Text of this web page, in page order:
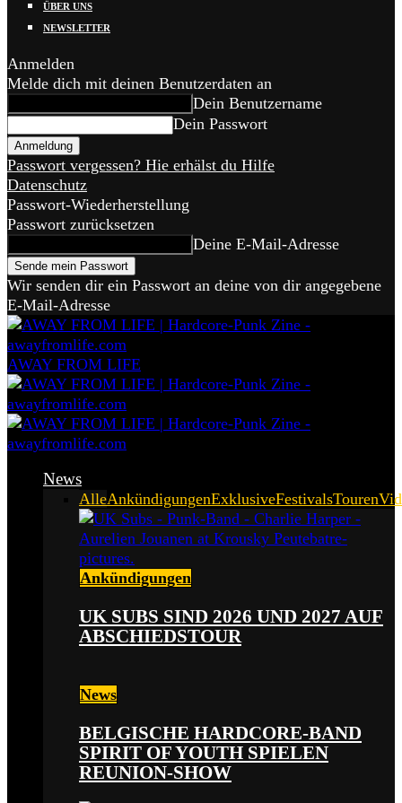
ÜBER UNS
NEWSLETTER
Anmelden
Melde dich mit deinen Benutzerdaten an
Dein Benutzername
Dein Passwort
Passwort vergessen? Hie erhälst du Hilfe
Datenschutz
Passwort-Wiederherstellung
Passwort zurücksetzen
Deine E-Mail-Adresse
Wir senden dir ein Passwort an deine von dir angegebene
E-Mail-Adresse
AWAY FROM LIFE
News
AlleAnkündigungenExklusiveFestivalsTouren
Ankündigungen
UK SUBS SIND 2026 UND 2027 AUF
ABSCHIEDSTOUR
News
BELGISCHE HARDCORE-BAND
SPIRIT OF YOUTH SPIELEN
REUNION-SHOW